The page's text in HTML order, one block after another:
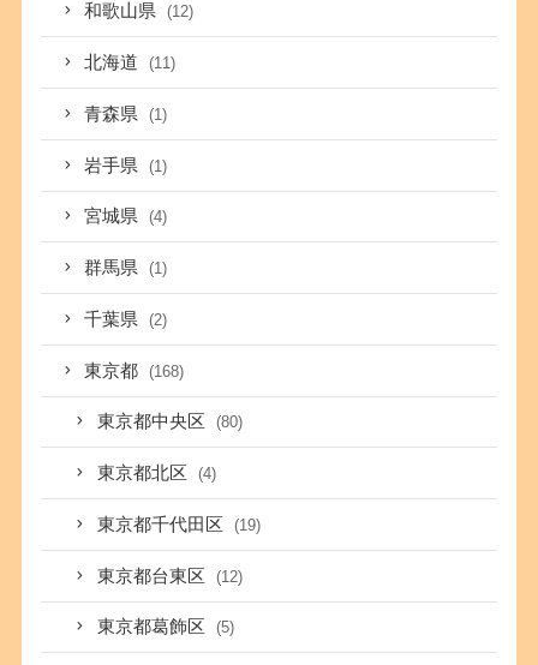
和歌山県 (12)
北海道 (11)
青森県 (1)
岩手県 (1)
宮城県 (4)
群馬県 (1)
千葉県 (2)
東京都 (168)
東京都中央区 (80)
東京都北区 (4)
東京都千代田区 (19)
東京都台東区 (12)
東京都葛飾区 (5)